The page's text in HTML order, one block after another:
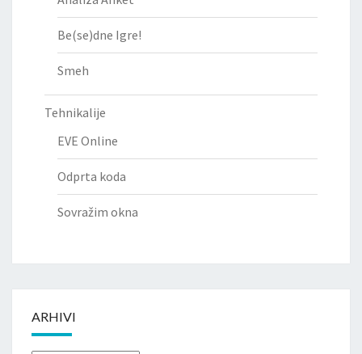
Be(se)dne Igre!
Smeh
Tehnikalije
EVE Online
Odprta koda
Sovražim okna
ARHIVI